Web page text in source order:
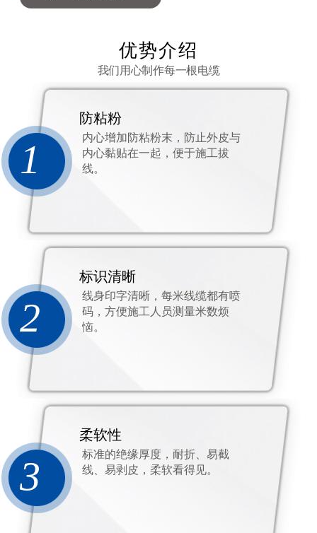
优势介绍
我们用心制作每一根电缆
1
防粘粉
内心增加防粘粉末，防止外皮与
内心黏贴在一起，便于施工拔
线。
2
标识清晰
线身印字清晰，每米线缆都有喷
码，方便施工人员测量米数烦
恼。
3
柔软性
标准的绝缘厚度，耐折、易截
线、易剥皮，柔软看得见。